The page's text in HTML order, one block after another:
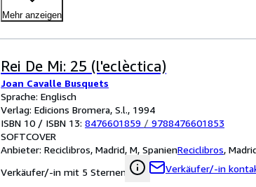
Mehr anzeigen
Rei De Mi: 25 (l'eclèctica)
Joan Cavalle Busquets
Sprache: Englisch
Verlag: Edicions Bromera, S.l., 1994
ISBN 10 / ISBN 13: 8476601859 / 9788476601853
SOFTCOVER
Anbieter: Reciclibros, Madrid, M, SpanienReciclibros,
Verkäufer/-in mit 5 Sternen
Verkäufer/-in